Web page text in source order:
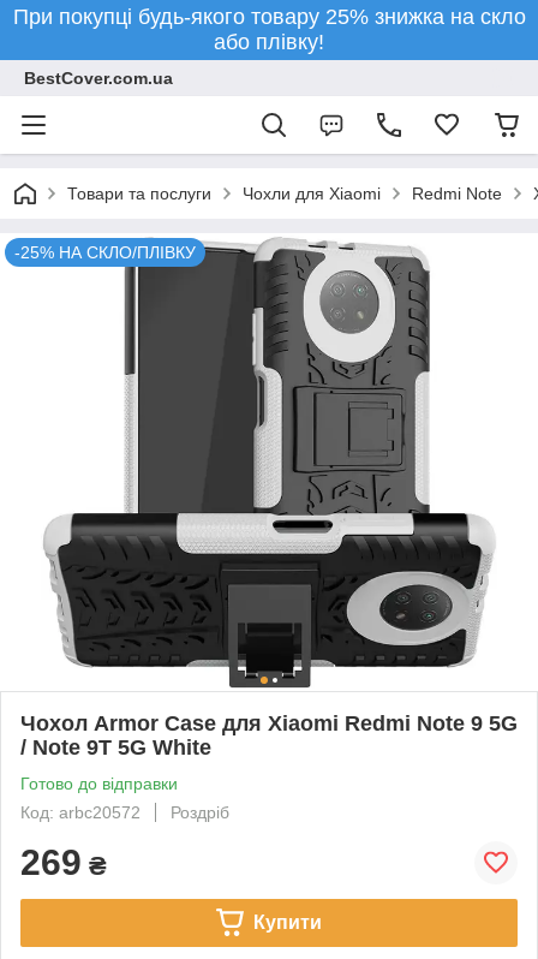
При покупці будь-якого товару 25% знижка на скло
або плівку!
BestCover.com.ua
Товари та послуги Чохли для Xiaomi Redmi Note
-25% НА СКЛО/ПЛІВКУ
Чохол Armor Case для Xiaomi Redmi Note 9 5G
/ Note 9T 5G White
Готово до відправки
Код: arbc20572
Роздріб
269 ₴
Купити